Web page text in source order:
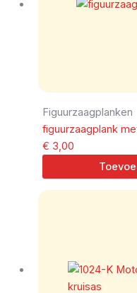
Figuurzaagplanken
figuurzaagplank
€ 3,00